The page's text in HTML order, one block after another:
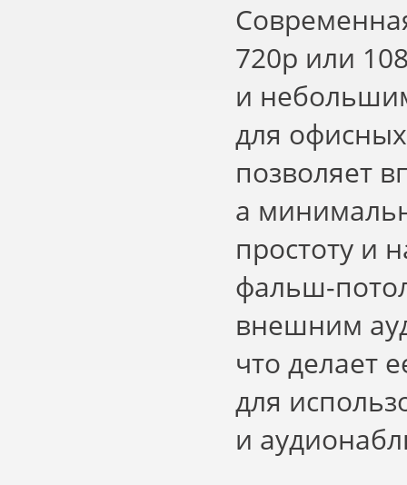
720p или
и
для
позволяет
а
простоту и
фальш-
внешним
что делает
для
и